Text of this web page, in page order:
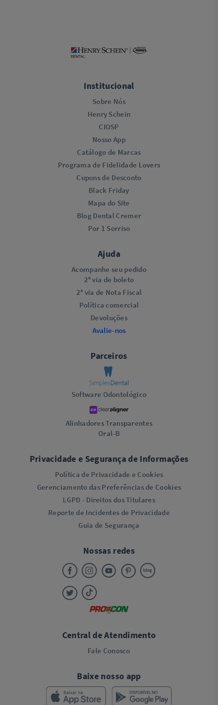
Institucional
Sobre Nós
Henry Schein
CIOSP
Nosso App
Catálogo de Marcas
Programa de Fidelidade Lovers​
Cupons de Desconto
Black Friday
Mapa do Site
Blog Dental Cremer
Por 1 Sorriso
Ajuda
Acompanhe seu pedido
2ª via de boleto
2ª via de Nota Fiscal
Política comercial
Devoluções
Avalie-nos
Parceiros
Software Odontológico
Alinhadores Transparentes
Oral-B
Privacidade e Segurança de Informações
Política de Privacidade e Cookies
Gerenciamento das Preferências de Cookies
LGPD - Direitos dos Titulares
Reporte de Incidentes de Privacidade
Guia de Segurança
Nossas redes
Central de Atendimento
Fale Conosco
Baixe nosso app